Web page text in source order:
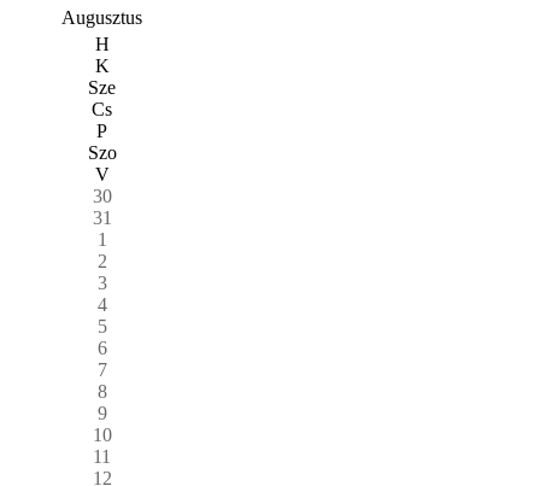
Augusztus
H
K
Sze
Cs
P
Szo
V
30
31
1
2
3
4
5
6
7
8
9
10
11
12